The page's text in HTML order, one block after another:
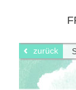
zurück